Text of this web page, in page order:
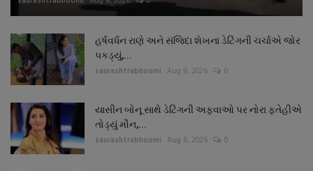
સ્વાસ્થ્ય
હર્ષવર્ધન રાણે અને સંજિદા શેખના ડેટિંગની ચર્ચાએ જોર
પકડ્યું,...
saurashtrabhoomi Aug 8, 2026 0
યાસીન બોનૂ સાથે ડેટિંગની અફવાઓ પર નોરા ફતેહીએ
તોડ્યું મૌન,...
saurashtrabhoomi Aug 8, 2026 0